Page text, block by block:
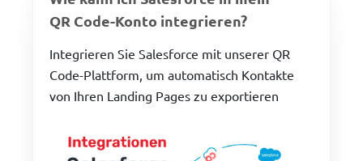
QR Code-Konto integrieren?
Integrieren Sie Salesforce mit unserer QR
Code-Plattform, um automatisch Kontakte
von Ihren Landing Pages zu exportieren